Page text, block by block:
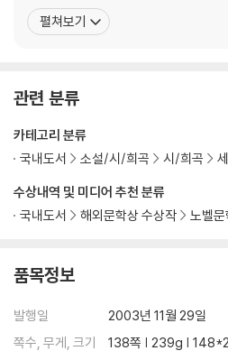
심미적 감각주의에 반기를 들고, 암울
시의 화판에 담았던 ‘에르메티스모’의
펼쳐보기
관련 분류
수상내역 및 미디어 추천 분류
국내도서
해외문학상 수상작 노벨문
카테고리 분류
국내도서
소설/시/희곡 시/희곡
품목정보
발행일
2003년 11월 29일
쪽수, 무게, 크기
138쪽 | 239g |